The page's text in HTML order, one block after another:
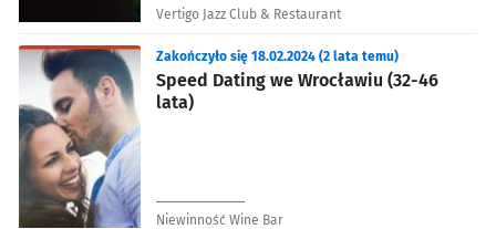
Vertigo Jazz Club & Restaurant
Speed Dating we Wrocławiu (32-46
lata)
Zakończyło się 18.02.2024 (2 lata temu)
Niewinność Wine Bar